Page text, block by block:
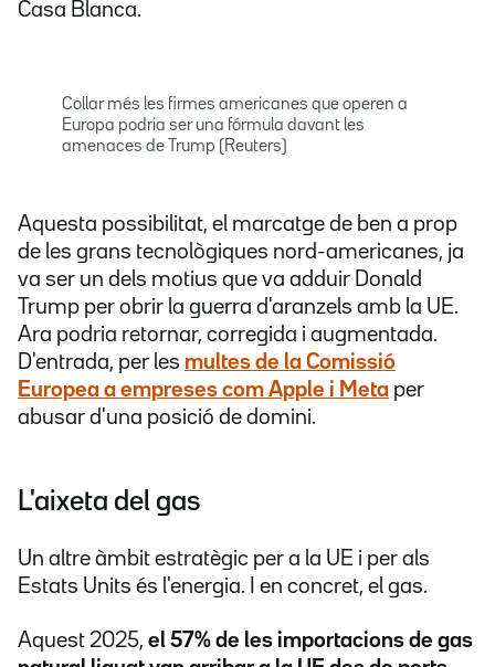
Casa Blanca.
Collar més les firmes americanes que operen a
Europa podria ser una fórmula davant les
amenaces de Trump (Reuters)
Aquesta possibilitat, el marcatge de ben a prop
de les grans tecnològiques nord-americanes, ja
va ser un dels motius que va adduir Donald
Trump per obrir la guerra d'aranzels amb la UE.
Ara podria retornar, corregida i augmentada.
D'entrada, per les multes de la Comissió
Europea a empreses com Apple i Meta per
abusar d'una posició de domini.
L'aixeta del gas
Un altre àmbit estratègic per a la UE i per als
Estats Units és l'energia. I en concret, el gas.
Aquest 2025, el 57% de les importacions de gas